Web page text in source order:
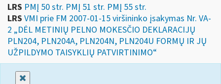
LRS PMĮ 50 str. PMĮ 51 str. PMĮ 55 str.
LRS VMI prie FM 2007-01-15 viršininko įsakymas Nr. VA-
2 „DĖL METINIŲ PELNO MOKESČIO DEKLARACIJŲ
PLN204, PLN204A, PLN204N, PLN204U FORMŲ IR JŲ
UŽPILDYMO TAISYKLIŲ PATVIRTINIMO“